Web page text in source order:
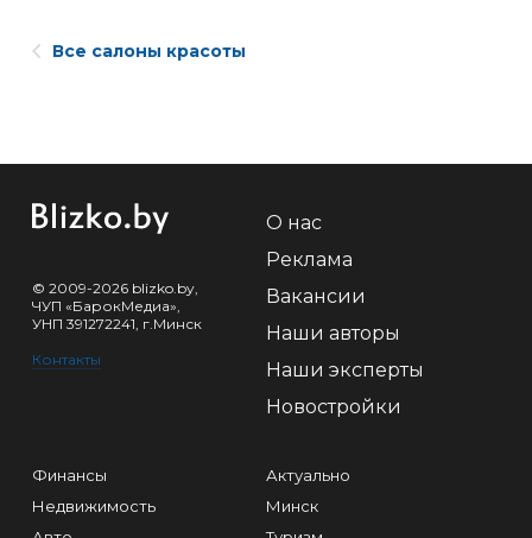
Все салоны красоты
© 2009-2026 blizko.by,
ЧУП «БарокМедиа»,
УНП 391272241, г.Минск
Контакты
О нас
Реклама
Вакансии
Наши авторы
Наши эксперты
Новостройки
Финансы
Недвижимость
Актуально
Минск